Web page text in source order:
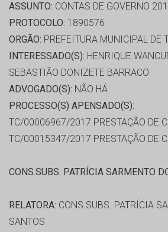
ASSUNTO: CONTAS DE GOVERNO
PROTOCOLO: 1890576
ORGÃO: PREFEITURA MUNICIPAL DE
INTERESSADO(S): HENRIQUE
SEBASTIÃO DONIZETE BARRACO
ADVOGADO(S): NÃO HÁ
PROCESSO(S) APENSADO(S):
TC/00006967/2017 PRESTAÇÃO DE
TC/00015347/2017 PRESTAÇÃO DE
CONS.SUBS. PATRÍCIA SARMENTO
RELATORA: CONS.SUBS. PATRÍCIA
SANTOS